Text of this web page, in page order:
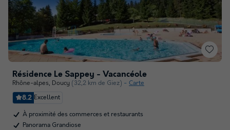
Résidence Le Sappey - Vacancéole
Rhône-alpes, Doucy (32,2 km de Giez) Carte
8.2 Excellent
À proximité des commerces et restaurants
Panorama Grandiose